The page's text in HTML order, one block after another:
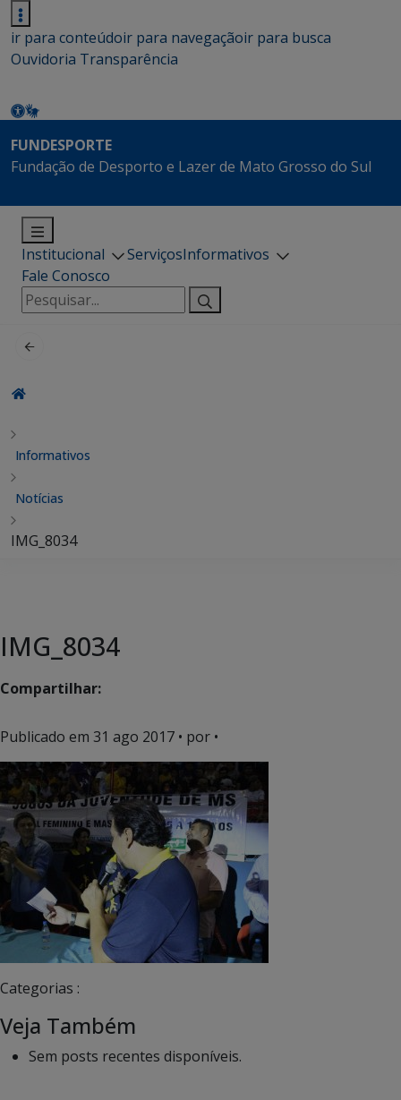
ir para conteúdoir para navegaçãoir para busca
Ouvidoria Transparência
FUNDESPORTE
Fundação de Desporto e Lazer de Mato Grosso do Sul
Institucional ServiçosInformativos
Fale Conosco
Pesquisar
por:
Informativos
Notícias
IMG_8034
IMG_8034
Compartilhar:
Publicado em 31 ago 2017 • por •
Categorias :
Veja Também
Sem posts recentes disponíveis.